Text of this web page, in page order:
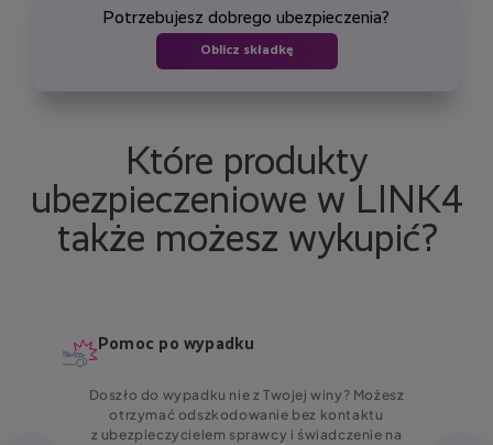
dotychczasową zniżkę przy zawarciu kolejnej umowy.
Potrzebujesz dobrego ubezpieczenia?
Oblicz składkę
Które produkty
ubezpieczeniowe w LINK4
także możesz wykupić?
Pomoc po wypadku
Doszło do wypadku nie z Twojej winy? Możesz
otrzymać odszkodowanie bez kontaktu
z ubezpieczycielem sprawcy i świadczenie na